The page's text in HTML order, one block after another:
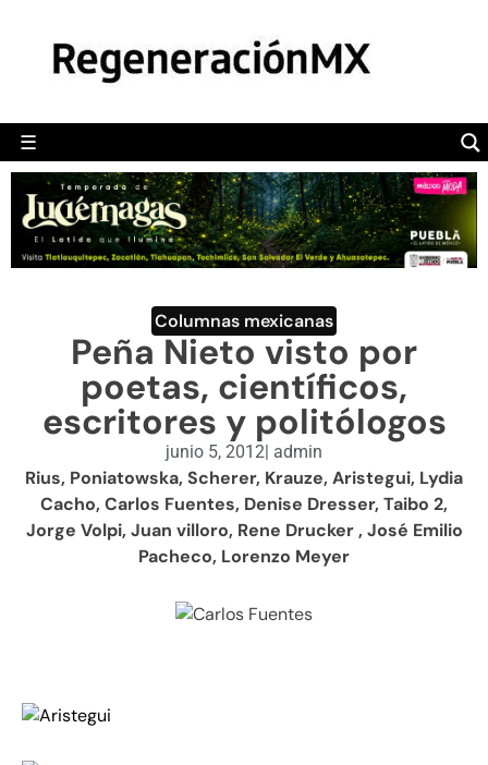
☰
POLÍTICA
CAMALEÓN
OPINIÓN
DEPORTES
ENGLISH SECTION
VIDEOS
Columnas mexicanas
Peña Nieto visto por
poetas, científicos,
escritores y politólogos
junio 5, 2012| admin
Rius, Poniatowska, Scherer, Krauze, Aristegui, Lydia
Cacho, Carlos Fuentes, Denise Dresser, Taibo 2,
Jorge Volpi, Juan villoro, Rene Drucker , José Emilio
Pacheco, Lorenzo Meyer